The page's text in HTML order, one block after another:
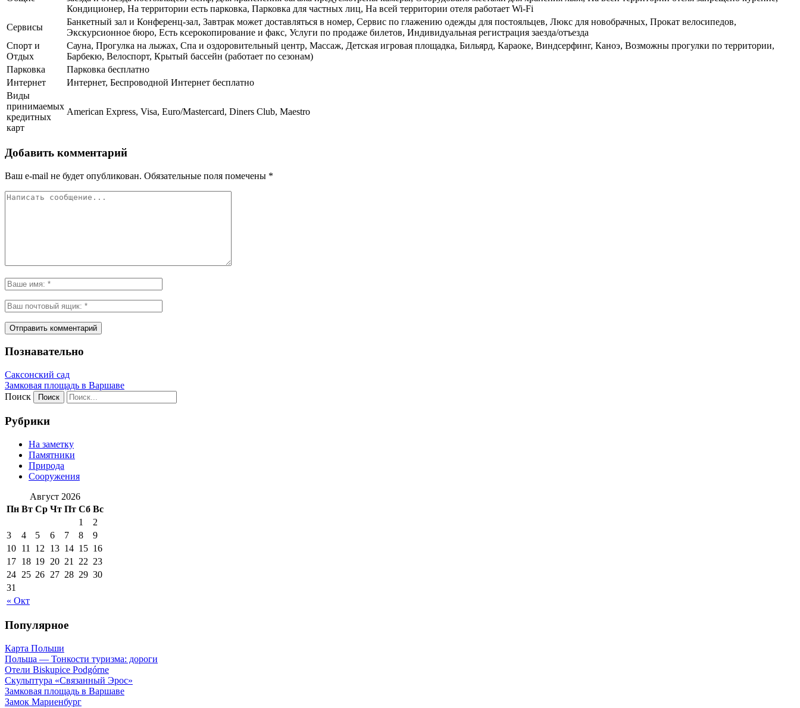
Кондиционер, На территории есть парковка, Парковка для частных лиц, На всей территории отеля работает Wi-Fi
Сервисы
Банкетный зал и Конференц-зал, Завтрак может доставляться в номер, Сервис по глажению одежды для постояльцев, Люкс для новобрачных, Прокат велосипедов,
Экскурсионное бюро, Есть ксерокопирование и факс, Услуги по продаже билетов, Индивидуальная регистрация заезда/отъезда
Спорт и
Отдых
Сауна, Прогулка на лыжах, Спа и оздоровительный центр, Массаж, Детская игровая площадка, Бильярд, Караоке, Виндсерфинг, Каноэ, Возможны прогулки по территории,
Барбекю, Велоспорт, Крытый бассейн (работает по сезонам)
Парковка
Парковка бесплатно
Интернет
Интернет, Беспроводной Интернет бесплатно
Виды
принимаемых
кредитных
карт
American Express, Visa, Euro/Mastercard, Diners Club, Maestro
Добавить комментарий
Ваш e-mail не будет опубликован. Обязательные поля помечены *
Познавательно
Саксонский сад
Замковая площадь в Варшаве
Поиск
Рубрики
На заметку
Памятники
Природа
Сооружения
Август 2026
Пн Вт Ср Чт Пт Сб Вс
« Окт
1
2
3
4 5 6 7 8
9
10 11 12 13 14 15 16
17 18 19 20 21 22 23
24 25 26 27 28 29 30
31
Популярное
Карта Польши
Польша — Тонкости туризма: дороги
Отели Biskupice Podgórne
Скульптура «Связанный Эрос»
Замковая площадь в Варшаве
Замок Мариенбург